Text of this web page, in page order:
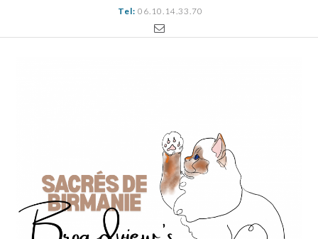
Tel: 06.10.14.33.70